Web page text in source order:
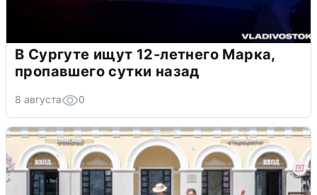
В Сургуте ищут 12-летнего Марка,
пропавшего сутки назад
8 августа 0